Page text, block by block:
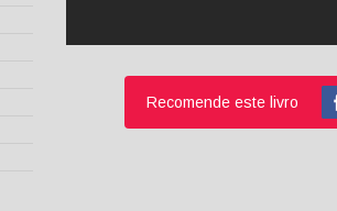
Recomende este livro